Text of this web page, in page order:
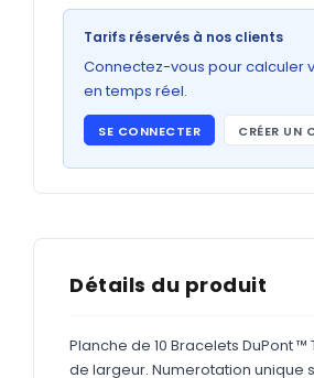
Abribus
Plans
Panneaux
ADHÉSIFS
Étiquettes adhésives
Tarifs réservés à nos clients
Connectez-vous pour calculer
en temps réel.
SE CONNECTER CRÉER UN
Détails du produit
Planche de 10 Bracelets DuPont ™
de largeur. Numerotation unique